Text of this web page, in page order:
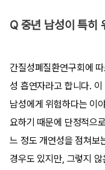
Q 중년 남성이 특히
간질성폐질환연구회에
성 흡연자라고 합니다.
남성에게 위험하다는 이
요하기 때문에 단정적으
느 정도 개연성을 점쳐보
경우도 있지만, 그렇지 않